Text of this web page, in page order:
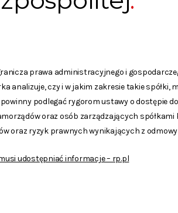
prawa administracyjnego i
analizuje, czy i w jakim zakresie takie spółki,
podlegać rygorom ustawy o dostępie
oraz osób zarządzających
oraz ryzyk prawnych wynikających z
udostępniać informacje – rp.pl